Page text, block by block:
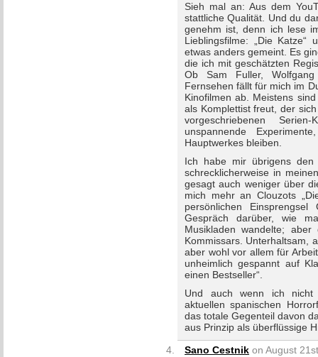
Sieh mal an: Aus dem
stattliche Qualität. Und du
genehm ist, denn ich lese
Lieblingsfilme: „Die
etwas anders gemeint. Es
die ich mit geschätzten
Ob Sam Fuller,
Fernsehen fällt für mich im
Kinofilmen ab. Meistens
als Komplettist freut, der
vorgeschriebenen
unspannende
Hauptwerkes bleiben.
Ich habe mir übrigens den
schrecklicherweise in
gesagt auch weniger über
mich mehr an Clouzots
persönlichen
Gespräch darüber, wie
Musikladen wandelte;
Kommissars. Unterhaltsam,
aber wohl vor allem für
unheimlich gespannt auf
einen Bestseller“.
Und auch wenn ich nicht
aktuellen spanischen
das totale Gegenteil davon
aus Prinzip als überflüssige
Sano Cestnik on August